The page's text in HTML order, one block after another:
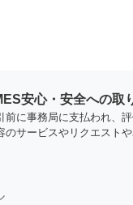
安心・安全への取
前に事務局に支払われ、
のサービスやリクエスト